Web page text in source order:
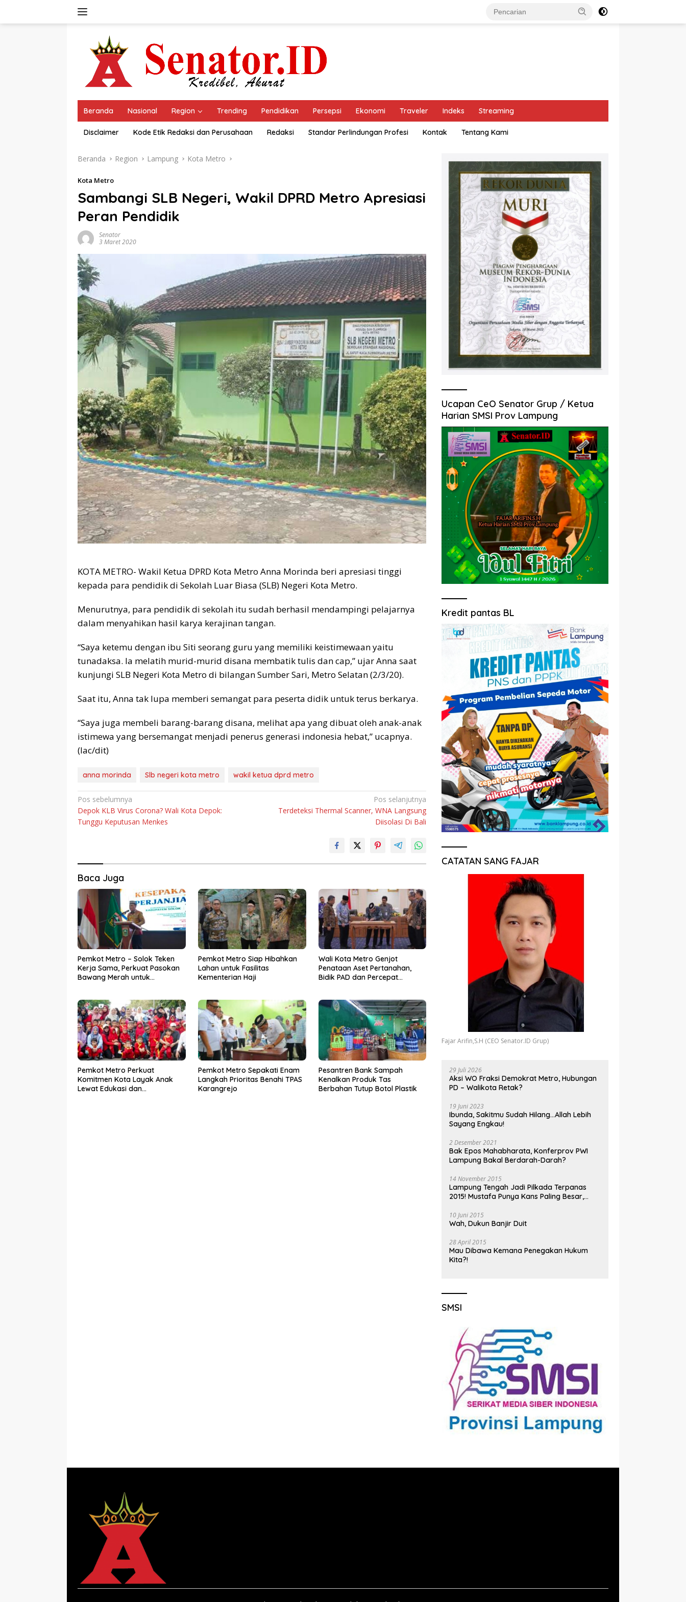
Beranda Nasional Region Trending Pendidikan Persepsi Ekonomi Traveler Indeks Streaming
Disclaimer Kode Etik Redaksi dan Perusahaan Redaksi Standar Perlindungan Profesi Kontak Tentang Kami
Beranda Region Lampung Kota Metro
Kota Metro
Sambangi SLB Negeri, Wakil DPRD Metro Apresiasi
Peran Pendidik
Senator
3 Maret 2020
KOTA METRO- Wakil Ketua DPRD Kota Metro Anna Morinda beri apresiasi tinggi
kepada para pendidik di Sekolah Luar Biasa (SLB) Negeri Kota Metro.
Menurutnya, para pendidik di sekolah itu sudah berhasil mendampingi pelajarnya
dalam menyahikan hasil karya kerajinan tangan.
“Saya ketemu dengan ibu Siti seorang guru yang memiliki keistimewaan yaitu
tunadaksa. Ia melatih murid-murid disana membatik tulis dan cap,” ujar Anna saat
kunjungi SLB Negeri Kota Metro di bilangan Sumber Sari, Metro Selatan (2/3/20).
Saat itu, Anna tak lupa memberi semangat para peserta didik untuk terus berkarya.
“Saya juga membeli barang-barang disana, melihat apa yang dibuat oleh anak-anak
istimewa yang bersemangat menjadi penerus generasi indonesia hebat,” ucapnya.
(lac/dit)
anna morinda Slb negeri kota metro wakil ketua dprd metro
Navigasi
pos
Pos sebelumnya
Depok KLB Virus Corona? Wali Kota Depok:
Tunggu Keputusan Menkes
Pos selanjutnya
Terdeteksi Thermal Scanner, WNA Langsung
Diisolasi Di Bali
Baca Juga
Pemkot Metro – Solok Teken
Kerja Sama, Perkuat Pasokan
Bawang Merah untuk
Pemkot Metro Siap Hibahkan
Lahan untuk Fasilitas
Kementerian Haji
Wali Kota Metro Genjot
Penataan Aset Pertanahan,
Bidik PAD dan Percepat
Pemkot Metro Perkuat
Komitmen Kota Layak Anak
Lewat Edukasi dan
Pemkot Metro Sepakati Enam
Langkah Prioritas Benahi TPAS
Karangrejo
Pesantren Bank Sampah
Kenalkan Produk Tas
Berbahan Tutup Botol Plastik
Ucapan CeO Senator Grup / Ketua
Harian SMSI Prov Lampung
Kredit pantas BL
CATATAN SANG FAJAR
Fajar Arifin,S.H (CEO Senator.ID Grup)
29 Juli 2026
Aksi WO Fraksi Demokrat Metro, Hubungan
PD – Walikota Retak?
19 Juni 2023
Ibunda, Sakitmu Sudah Hilang…Allah Lebih
Sayang Engkau!
2 Desember 2021
Bak Epos Mahabharata, Konferprov PWI
Lampung Bakal Berdarah-Darah?
14 November 2015
Lampung Tengah Jadi Pilkada Terpanas
2015! Mustafa Punya Kans Paling Besar,
10 Juni 2015
Wah, Dukun Banjir Duit
28 April 2015
Mau Dibawa Kemana Penegakan Hukum
Kita?!
SMSI